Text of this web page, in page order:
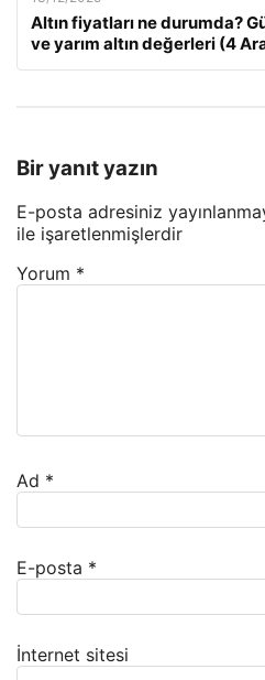
Altın fiyatları ne durumda?
ve yarım altın değerleri (4
Bir yanıt yazın
E-posta adresiniz
ile işaretlenmişlerdir
Yorum *
Ad *
E-posta *
İnternet sitesi